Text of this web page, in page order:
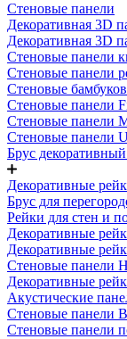
Стеновые панели
Декоративная 3D
Декоративная 3D
Стеновые панели
Стеновые панели
Стеновые
Стеновые панели
Стеновые панели
Стеновые панели
Брус
Декоративные
Брус для
Рейки для стен и
Декоративные
Декоративные
Стеновые панели
Декоративные
Акустические
Стеновые панели
Стеновые панели